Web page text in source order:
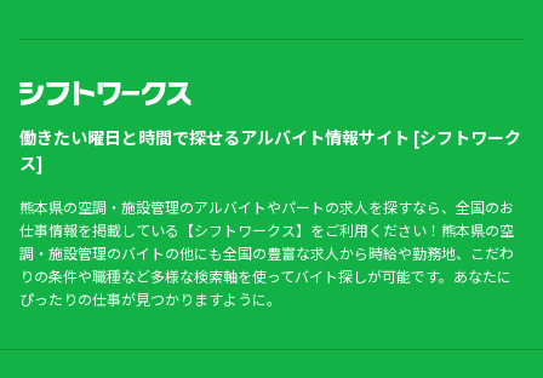
働きたい曜日と時間で探せるアルバイト情報サイト [シフトワーク
ス]
熊本県の空調・施設管理のアルバイトやパートの求人を探すなら、全国のお
仕事情報を掲載している【シフトワークス】をご利用ください！熊本県の空
調・施設管理のバイトの他にも全国の豊富な求人から時給や勤務地、こだわ
りの条件や職種など多様な検索軸を使ってバイト探しが可能です。あなたに
ぴったりの仕事が見つかりますように。